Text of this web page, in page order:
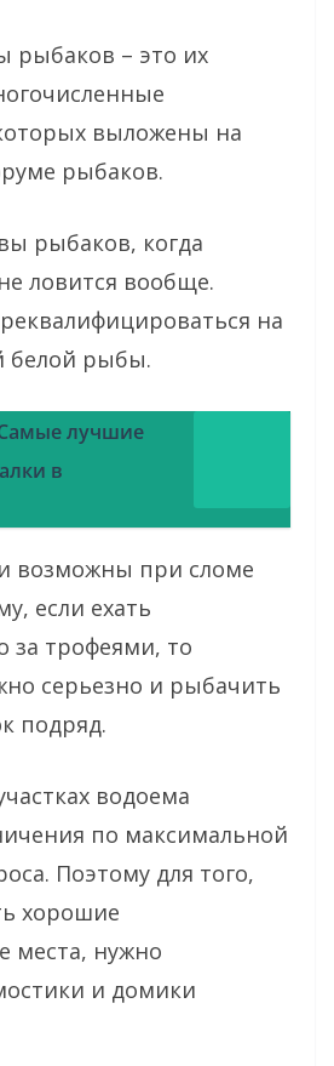
рыбаков – это их
выложены на
рыбаков.
рыбаков, когда
ловится вообще.
на
белой рыбы.
лучшие
в
возможны при сломе
если ехать
за трофеями, то
серьезно и рыбачить
подряд.
водоема
по максимальной
Поэтому для того,
хорошие
места, нужно
и домики